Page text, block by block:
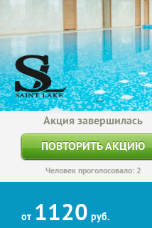
Акция завершилась
ПОВТОРИТЬ АКЦИЮ
Человек проголосовало: 2
от 1120 руб.